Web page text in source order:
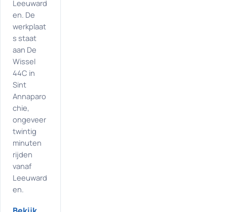
Leeuward
en. De
werkplaat
s staat
aan De
Wissel
44C in
Sint
Annaparo
chie,
ongeveer
twintig
minuten
rijden
vanaf
Leeuward
en.